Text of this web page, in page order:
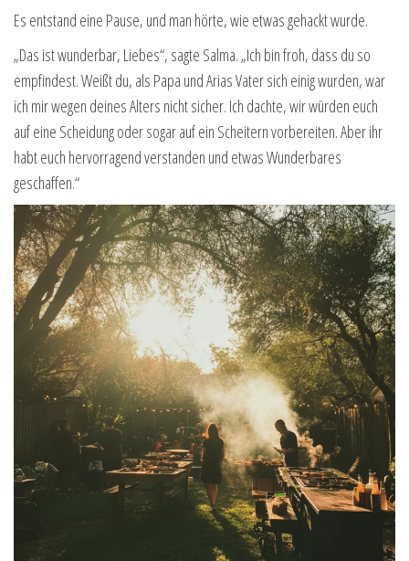
Es entstand eine Pause, und man hörte, wie etwas gehackt wurde.
„Das ist wunderbar, Liebes“, sagte Salma. „Ich bin froh, dass du so
empfindest. Weißt du, als Papa und Arias Vater sich einig wurden, war
ich mir wegen deines Alters nicht sicher. Ich dachte, wir würden euch
auf eine Scheidung oder sogar auf ein Scheitern vorbereiten. Aber ihr
habt euch hervorragend verstanden und etwas Wunderbares
geschaffen.“